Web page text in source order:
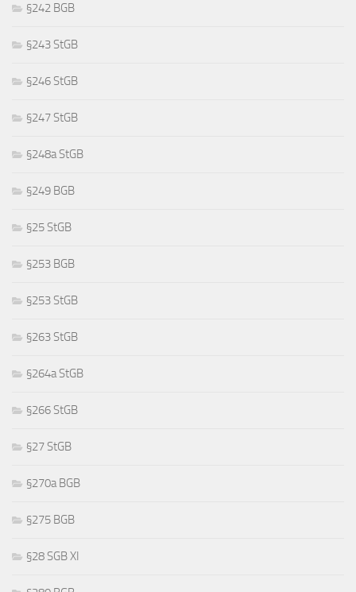
§242 BGB
§243 StGB
§246 StGB
§247 StGB
§248a StGB
§249 BGB
§25 StGB
§253 BGB
§253 StGB
§263 StGB
§264a StGB
§266 StGB
§27 StGB
§270a BGB
§275 BGB
§28 SGB XI